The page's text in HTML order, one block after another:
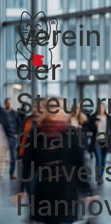
Verein
der
chaft